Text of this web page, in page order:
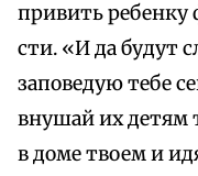
привить
сти. «И да будут
заповедую тебе
внушай их детям
в доме твоем и